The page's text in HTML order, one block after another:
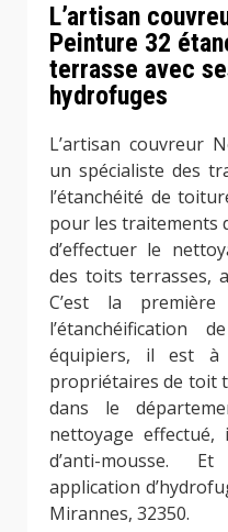
L’artisan
Peinture 32
terrasse avec
hydrofuges
L’artisan couvreur
un spécialiste des
l’étanchéité de
pour les traitements
d’effectuer le
des toits terrasses,
C’est la
l’étanchéification
équipiers, il est
propriétaires de toit
dans le
nettoyage
d’anti-mousse.
application
Mirannes, 32350.